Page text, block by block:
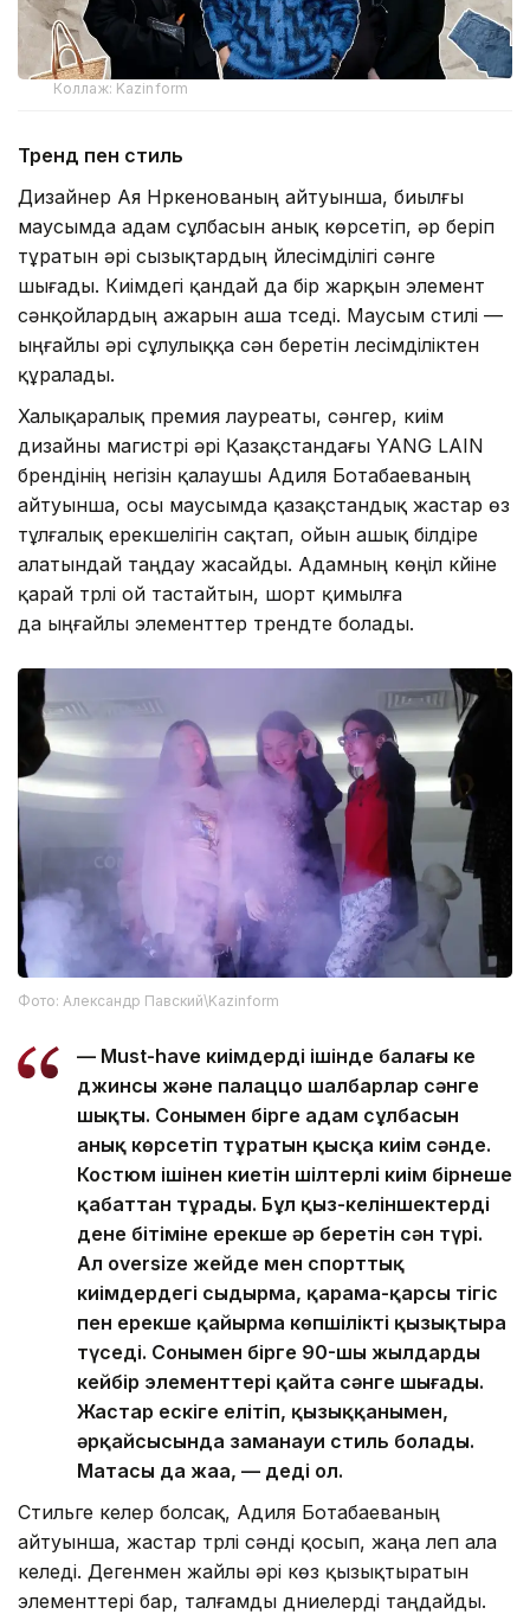
Коллаж: Kazinform
Тренд пен стиль
Дизайнер Ая Нүркенованың айтуынша, биылғы
маусымда адам сұлбасын анық көрсетіп, әр беріп
тұратын әрі сызықтардың үйлесімділігі сәнге
шығады. Киімдегі қандай да бір жарқын элемент
сәнқойлардың ажарын аша түседі. Маусым стилі —
ыңғайлы әрі сұлулыққа сән беретін үлесімділіктен
құралады.
Халықаралық премия лауреаты, сәнгер, киім
дизайны магистрі әрі Қазақстандағы YANG LAIN
брендінің негізін қалаушы Адиля Ботабаеваның
айтуынша, осы маусымда қазақстандық жастар өз
тұлғалық ерекшелігін сақтап, ойын ашық білдіре
алатындай таңдау жасайды. Адамның көңіл күйіне
қарай түрлі ой тастайтын, шорт қимылға
да ыңғайлы элементтер трендте болады.
Фото: Александр Павский\Kazinform
— Must-have киімдердің ішінде балағы кең
джинсы және палаццо шалбарлар сәнге
шықты. Сонымен бірге адам сұлбасын
анық көрсетіп тұратын қысқа киім сәнде.
Костюм ішінен киетін шілтерлі киім бірнеше
қабаттан тұрады. Бұл қыз-келіншектердің
дене бітіміне ерекше әр беретін сән түрі.
Ал оversize жейде мен спорттық
киімдердегі сыдырма, қарама-қарсы тігіс
пен ерекше қайырма көпшілікті қызықтыра
түседі. Сонымен бірге 90-шы жылдардың
кейбір элементтері қайта сәнге шығады.
Жастар ескіге елітіп, қызыққанымен,
әрқайсысында заманауи стиль болады.
Матасы да жаңа, — деді ол.
Стильге келер болсақ, Адиля Ботабаеваның
айтуынша, жастар түрлі сәнді қосып, жаңа леп ала
келеді. Дегенмен жайлы әрі көз қызықтыратын
элементтері бар, талғамды дүниелерді таңдайды.